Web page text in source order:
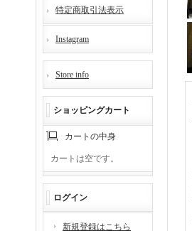
特定商取引法表示
Instagram
Store info
ショッピングカート
カートの中身
カートは空です。
ログイン
新規登録はこちら